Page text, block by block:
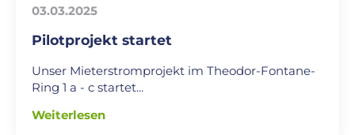
03.03.2025
Pilotprojekt startet
Unser Mieterstromprojekt im Theodor-Fontane-
Ring 1 a - c startet...
Weiterlesen